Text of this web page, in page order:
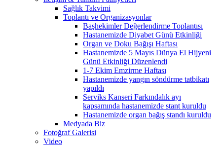
Sağlık Takvimi
Toplantı ve Organizasyonlar
Başhekimler Değerlendirme Toplantısı
Hastanemizde Diyabet Günü Etkinliği
Organ ve Doku Bağışı Haftası
Hastanemizde 5 Mayıs Dünya El Hijyeni
Günü Etkinliği Düzenlendi
1-7 Ekim Emzirme Haftası
Hastanemizde yangın söndürme tatbikatı
yapıldı
Serviks Kanseri Farkındalık ayı
kapsamında hastanemizde stant kuruldu
Hastanemizde organ bağış standı kuruldu
Medyada Biz
Fotoğraf Galerisi
Video